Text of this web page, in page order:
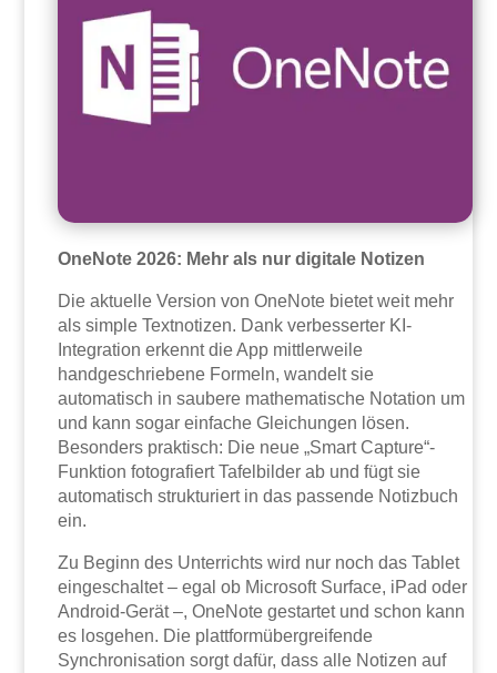
OneNote 2026: Mehr als nur digitale Notizen
Die aktuelle Version von OneNote bietet weit mehr
als simple Textnotizen. Dank verbesserter KI-
Integration erkennt die App mittlerweile
handgeschriebene Formeln, wandelt sie
automatisch in saubere mathematische Notation um
und kann sogar einfache Gleichungen lösen.
Besonders praktisch: Die neue „Smart Capture“-
Funktion fotografiert Tafelbilder ab und fügt sie
automatisch strukturiert in das passende Notizbuch
ein.
Zu Beginn des Unterrichts wird nur noch das Tablet
eingeschaltet – egal ob Microsoft Surface, iPad oder
Android-Gerät –, OneNote gestartet und schon kann
es losgehen. Die plattformübergreifende
Synchronisation sorgt dafür, dass alle Notizen auf